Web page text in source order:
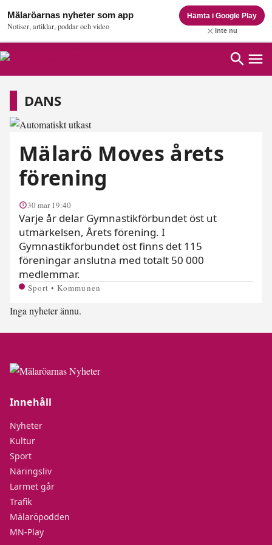
Mälaröarnas nyheter som app
Notiser, artiklar, poddar och video
Hämta i Google Play
Inte nu
dans
DANS
Mälarö Moves årets
förening
30 mar 19:40
Varje år delar Gymnastikförbundet öst ut
utmärkelsen, Årets förening. I
Gymnastikförbundet öst finns det 115
föreningar anslutna med totalt 50 000
medlemmar.
Sport • Kommunen
Inga nyheter ännu.
Innehåll
Nyheter
Kultur
Sport
Näringsliv
Larmet går
Trafik
Mälaröpodden
MN-Play